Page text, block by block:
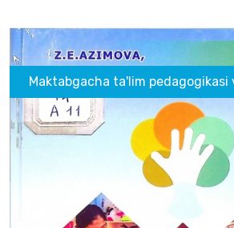
Maktabgacha ta'lim pedagogikasi